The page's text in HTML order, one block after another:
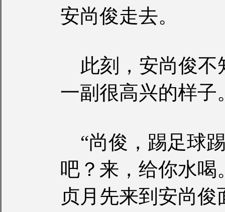
安尚俊走去。
此刻，安尚俊不
一副很高兴的样子
“尚俊，踢足球
吧？来，给你水喝
贞月先来到安尚